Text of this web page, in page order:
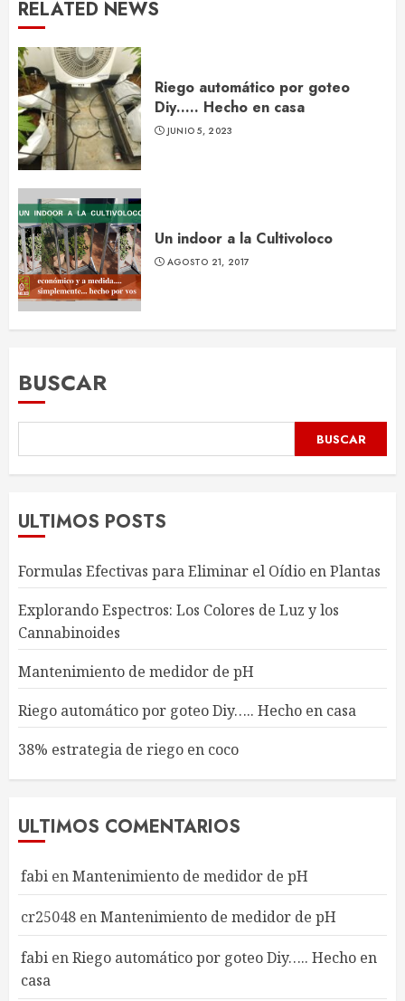
RELATED NEWS
Riego automático por goteo
Diy….. Hecho en casa
JUNIO 5, 2023
Un indoor a la Cultivoloco
AGOSTO 21, 2017
BUSCAR
BUSCAR
ULTIMOS POSTS
Formulas Efectivas para Eliminar el Oídio en Plantas
Explorando Espectros: Los Colores de Luz y los
Cannabinoides
Mantenimiento de medidor de pH
Riego automático por goteo Diy….. Hecho en casa
38% estrategia de riego en coco
ULTIMOS COMENTARIOS
fabi enMantenimiento de medidor de pH
cr25048 enMantenimiento de medidor de pH
fabi enRiego automático por goteo Diy….. Hecho en
casa